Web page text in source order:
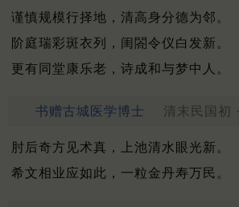
谨慎规模行择地，清高身分德为邻。
阶庭瑞彩斑衣列，闺閤令仪白发新。
更有同堂康乐老，诗成和与梦中人。
书赠古城医学博士 清末民国初 ·
肘后奇方见术真，上池清水眼光新。
希文相业应如此，一粒金丹寿万民。